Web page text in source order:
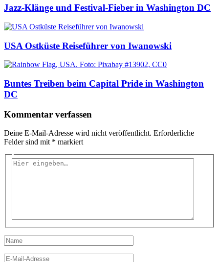
Jazz-Klänge und Festival-Fieber in Washington DC
USA Ostküste Reiseführer von Iwanowski
Buntes Treiben beim Capital Pride in Washington
DC
Kommentar verfassen
Deine E-Mail-Adresse wird nicht veröffentlicht. Erforderliche
Felder sind mit * markiert
Hier
Name
E-